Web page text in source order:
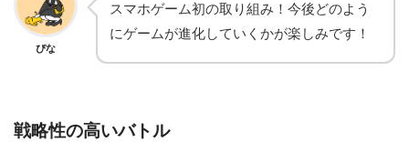
ぴな
スマホゲーム初の取り組み！今後どのよう
にゲームが進化していくかが楽しみです！
戦略性の高いバトル